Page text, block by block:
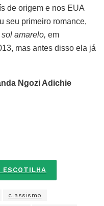
de origem e nos EUA
seu primeiro romance,
amarelo, em
mas antes disso ela já
Ngozi Adichie
ESCOTILHA
classismo